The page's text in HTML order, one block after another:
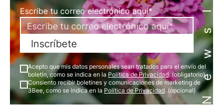
Escribe tu correo electrónico aquí*
Inscríbete
Acepto que mis datos personales sean tratados para el envío del
boletín, como se indica en la Política de Privacidad. (obligatorio)
Consiento recibir boletines y comunicaciones de marketing de
3Bee, como se indica en la Política de Privacidad. (opcional)